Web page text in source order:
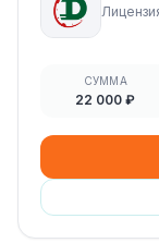
СУММА
22 000 ₽